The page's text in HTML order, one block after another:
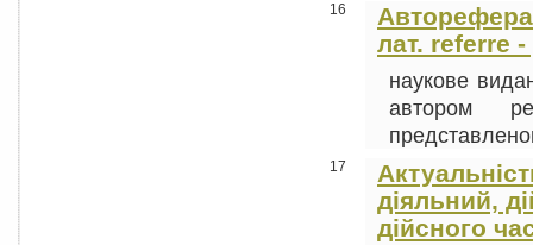
16
лат. referre
наукове
автором
17
діяльний,
дійсного